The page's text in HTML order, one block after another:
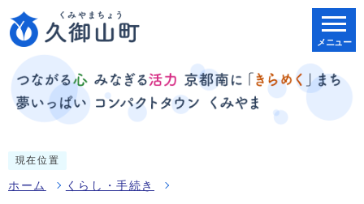
メニュー
現在位置
ホーム くらし・手続き